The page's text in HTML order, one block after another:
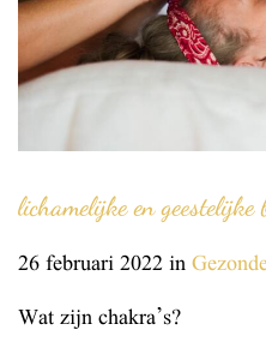
lichamelijke en
26 februari 2022in
Wat zijn chakra’s?